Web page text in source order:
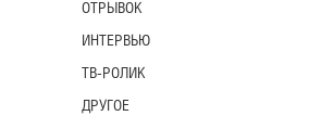
ОТРЫВОК
ИНТЕРВЬЮ
ТВ-РОЛИК
ДРУГОЕ